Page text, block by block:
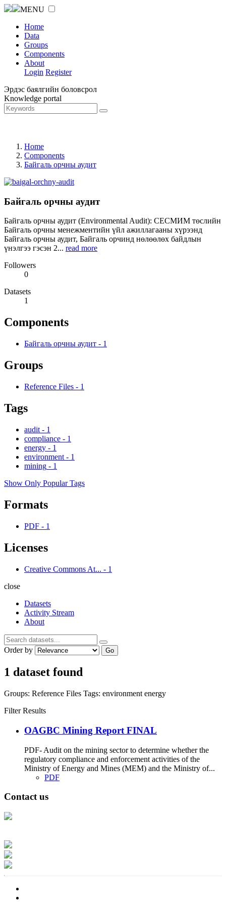
MENU
Home
Data
Groups
Components
About
Login Register
Эрдэс баялгийн боловсрол
Knowledge portal
Home
Components
Байгаль орчны аудит
Байгаль орчны аудит
Байгаль орчны аудит (Environmental Audit): СЕСМИМ төслийн
Байгаль орчны менежментийн үйл ажиллагааны хүрээнд
Байгаль орчны аудит, Байгаль орчинд нөлөөлөх байдлын
үнэлгээ гэсэн 2... read more
Followers
0
Datasets
1
Components
Байгаль орчны аудит - 1
Groups
Reference Files - 1
Tags
audit - 1
compliance - 1
energy - 1
environment - 1
mining - 1
Show Only Popular Tags
Formats
PDF - 1
Licenses
Creative Commons At... - 1
close
Datasets
Activity Stream
About
Order by Go
1 dataset found
Groups: Reference Files Tags: environment energy
Filter Results
OAGBC Mining Report FINAL
PDF- Audit on the mining sector to determine whether the
regulatory compliance and enforcement activities of the
Ministry of Energy and Mines (MEM) and the Ministry of...
PDF
Contact us